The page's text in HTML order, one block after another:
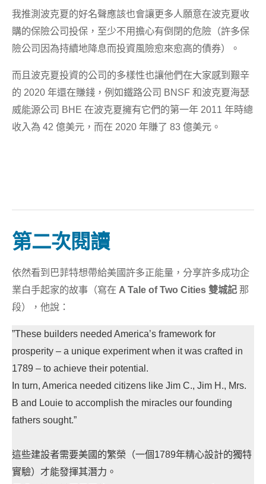
我推測波克夏的好名聲應該也會讓更多人願意在波克夏收
購的保險公司投保，至少不用擔心有倒閉的危險（許多保
險公司因為持續地降息而投資風險愈來愈高的債券）。
而且波克夏投資的公司的多樣性也讓他們在大家感到艱辛
的 2020 年還在賺錢，例如鐵路公司 BNSF 和波克夏海瑟
威能源公司 BHE 在波克夏擁有它們的第一年 2011 年時總
收入為 42 億美元，而在 2020 年賺了 83 億美元。
第二次閱讀
依然看到巴菲特想帶給美國許多正能量，分享許多成功企
業白手起家的故事（寫在 A Tale of Two Cities 雙城記 那
段），他說：
”These builders needed America’s framework for
prosperity – a unique experiment when it was crafted in
1789 – to achieve their potential.
In turn, America needed citizens like Jim C., Jim H., Mrs.
B and Louie to accomplish the miracles our founding
fathers sought.”
這些建設者需要美國的繁榮（一個1789年精心設計的獨特
實驗）才能發揮其潛力。